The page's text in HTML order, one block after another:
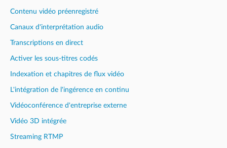
Contenu vidéo préenregistré
Canaux d'interprétation audio
Transcriptions en direct
Activer les sous-titres codés
Indexation et chapitres de flux vidéo
L'intégration de l'ingérence en continu
Vidéoconférence d'entreprise externe
Vidéo 3D intégrée
Streaming RTMP